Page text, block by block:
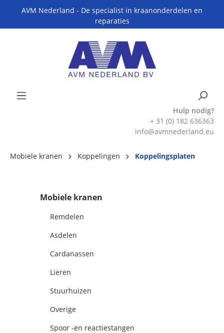
AVM Nederland - De specialist in kraanonderdelen en
reparaties
Hulp nodig?
+ 31 (0) 182 636363
info@avmnederland.eu
Mobiele kranen Koppelingen Koppelingsplaten
Mobiele kranen
Remdelen
Asdelen
Cardanassen
Lieren
Stuurhuizen
Overige
Spoor -en reactiestangen